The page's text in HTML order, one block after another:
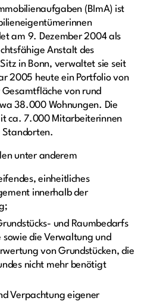
(BImA) ist
am 9. Dezember 2004 als
Anstalt des
in Bonn, verwaltet sie seit
2005 heute ein Portfolio von
von rund
38.000 Wohnungen. Die
ca. 7.000 Mitarbeiterinnen
unter anderem
einheitliches
innerhalb der
und Raumbedarfs
sowie die Verwaltung und
von Grundstücken, die
nicht mehr benötigt
Verpachtung eigener